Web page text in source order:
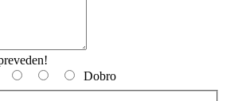
Dobro